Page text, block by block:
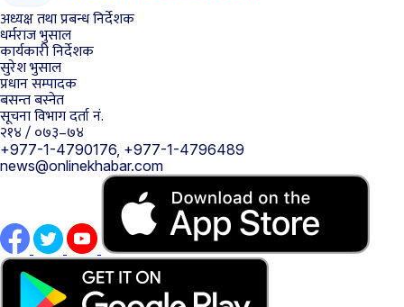
अध्यक्ष तथा प्रबन्ध निर्देशक
धर्मराज भुसाल
कार्यकारी निर्देशक
सुरेश भुसाल
प्रधान सम्पादक
बसन्त बस्नेत
सूचना विभाग दर्ता नं.
२१४ / ०७३–७४
+977-1-4790176, +977-1-4796489
news@onlinekhabar.com